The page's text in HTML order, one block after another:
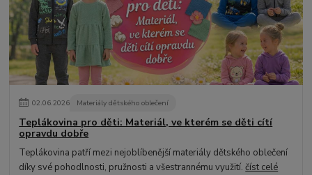
02.06.2026 Materiály dětského oblečení
Teplákovina pro děti: Materiál, ve kterém se děti cítí
opravdu dobře
Teplákovina patří mezi nejoblíbenější materiály dětského oblečení
díky své pohodlnosti, pružnosti a všestrannému využití.číst celé